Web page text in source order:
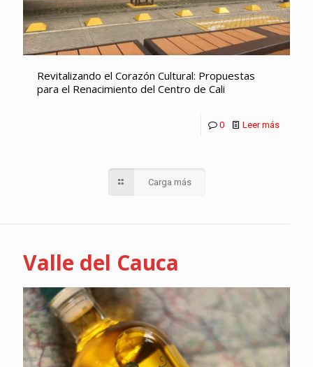
Revitalizando el Corazón Cultural: Propuestas
para el Renacimiento del Centro de Cali
0 Leer más
Carga más
Valle del Cauca